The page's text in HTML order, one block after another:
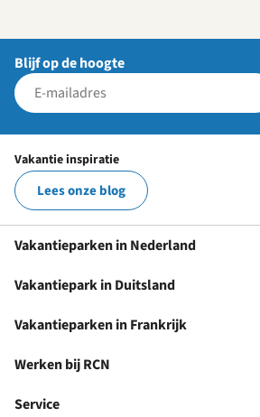
Blijf op de hoogte
Vakantie inspiratie
Lees onze blog
Vakantieparken in Nederland
Vakantiepark in Duitsland
Vakantieparken in Frankrijk
Werken bij RCN
Service